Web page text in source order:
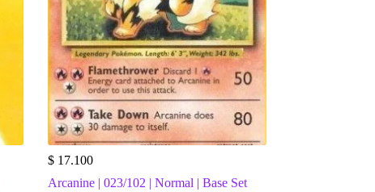
$17.100
Arcanine | 023/102 | Normal | Base Set